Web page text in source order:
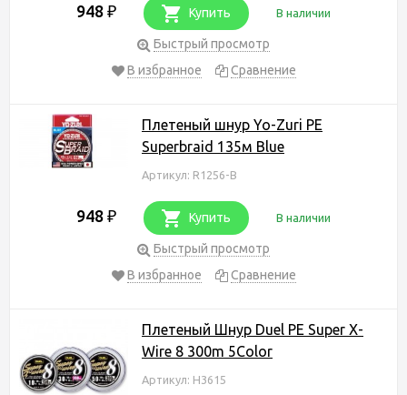
948 ₽ Купить В наличии
Быстрый просмотр
В избранное
Сравнение
Плетеный шнур Yo-Zuri PE
Superbraid 135м Blue
Артикул: R1256-B
948 ₽ Купить В наличии
Быстрый просмотр
В избранное
Сравнение
Плетеный Шнур Duel PE Super X-
Wire 8 300m 5Color
Артикул: H3615